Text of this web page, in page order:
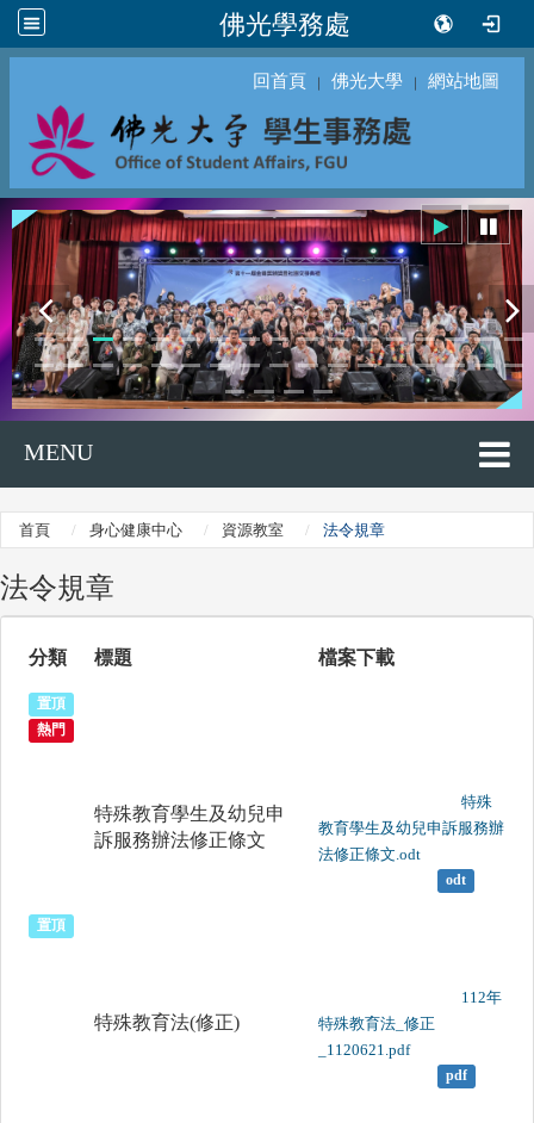
佛光學務處
回首頁 ｜ 佛光大學 ｜ 網站地圖
MENU
首頁 身心健康中心 資源教室 法令規章
法令規章
分類 標題 檔案下載
置頂
熱門
特殊教育學生及幼兒申
訴服務辦法修正條文
教育學生及幼兒申訴服務辦
法修正條文.odt
odt
置頂
特殊教育法(修正)
特殊教育法_修正
_1120621.pdf
pdf